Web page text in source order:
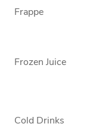
Frappe
Frozen Juice
Cold Drinks